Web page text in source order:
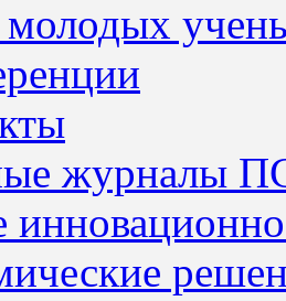
молодых
журналы